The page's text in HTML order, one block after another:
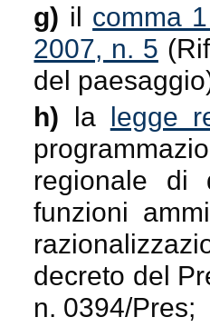
g) il comma
2007, n. 5
del
h) la legge
regionale di
funzioni
decreto del
n. 0394/Pres;